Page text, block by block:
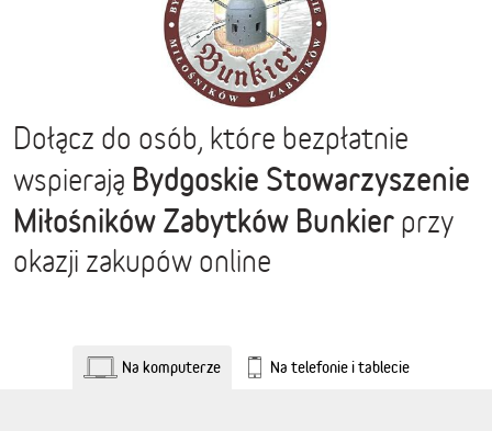
Dołącz do osób, które bezpłatnie
wspierają Bydgoskie Stowarzyszenie
Miłośników Zabytków Bunkier przy
okazji zakupów online
Na komputerze Na telefonie i tablecie